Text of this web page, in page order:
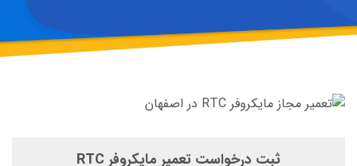
ثبت درخواست تعمیر مایکروفر RTC